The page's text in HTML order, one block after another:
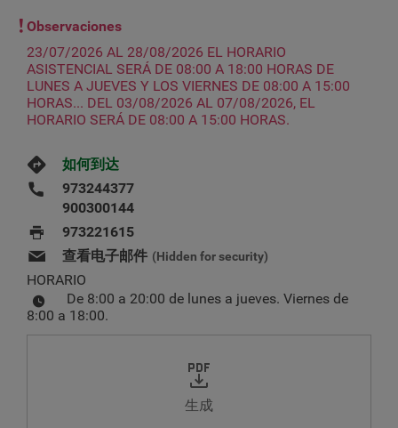
Observaciones
23/07/2026 AL 28/08/2026 EL HORARIO
ASISTENCIAL SERÁ DE 08:00 A 18:00 HORAS DE
LUNES A JUEVES Y LOS VIERNES DE 08:00 A 15:00
HORAS... DEL 03/08/2026 AL 07/08/2026, EL
HORARIO SERÁ DE 08:00 A 15:00 HORAS.
如何到达
973244377
900300144
973221615
查看电子邮件 (Hidden for security)
HORARIO
De 8:00 a 20:00 de lunes a jueves. Viernes de
8:00 a 18:00.
生成